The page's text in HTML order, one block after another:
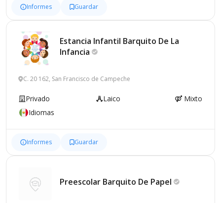
Informes Guardar
Estancia Infantil Barquito De La
Infancia
C. 20 162, San Francisco de Campeche
Privado Laico
Mixto
Idiomas
Informes Guardar
Preescolar Barquito De Papel